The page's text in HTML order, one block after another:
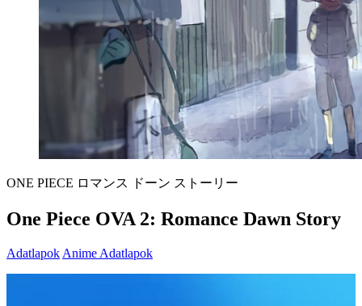
ONE PIECE ロマンス ドーン ストーリー
One Piece OVA 2: Romance Dawn Story
Adatlapok Anime Adatlapok